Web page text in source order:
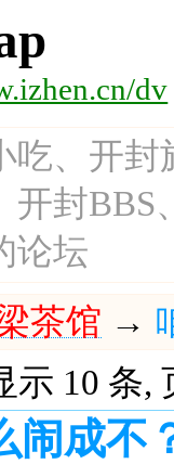
dv
吃、开
开封
论坛
茶馆 →
示 10 条,
闹成不